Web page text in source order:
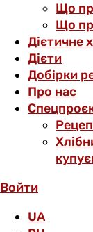
Що
Що
Дієтичне
Дієти
Добірки
Про нас
Войти
UA